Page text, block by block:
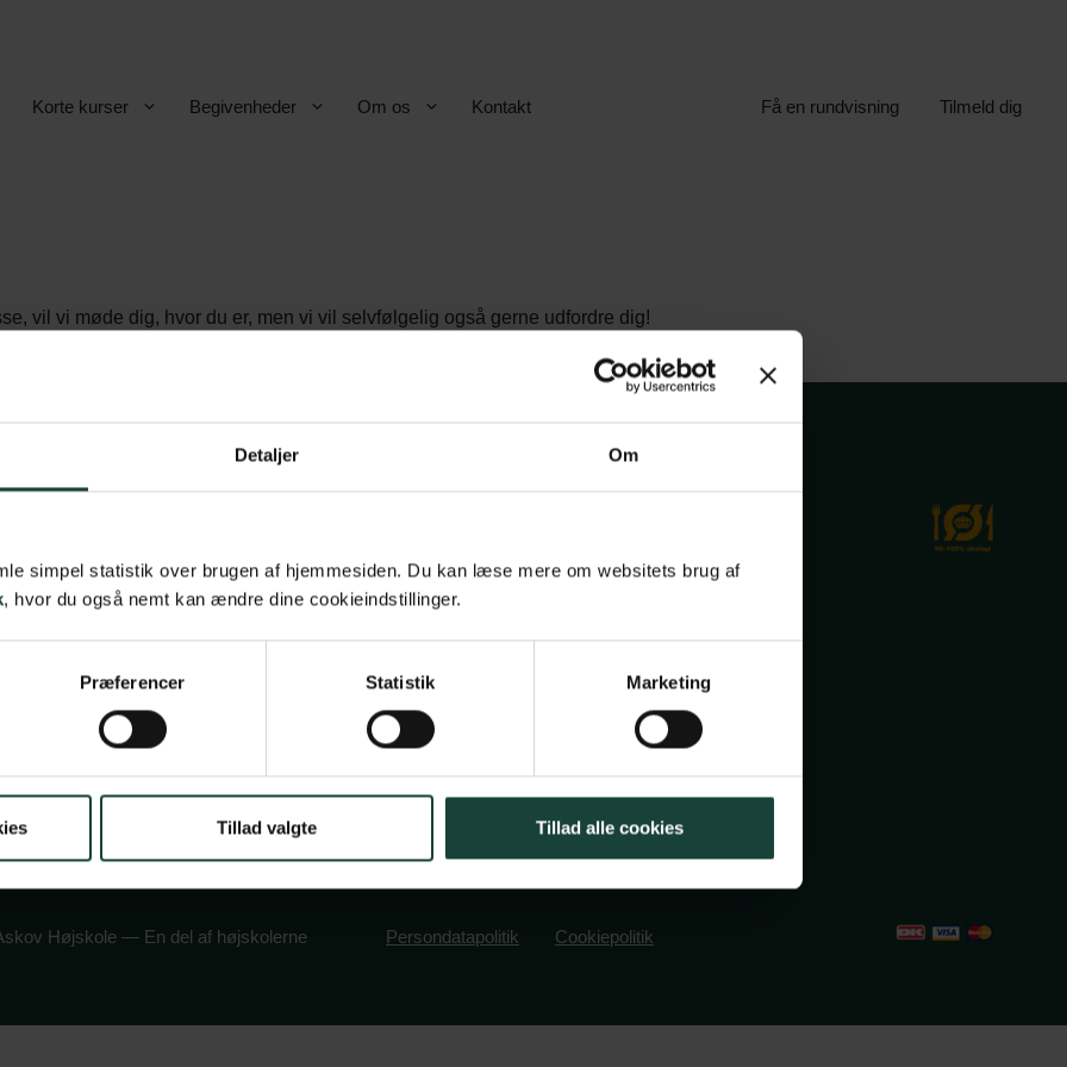
Detaljer Om
simpel statistik over brugen af hjemmesiden. Du kan læse mere om websitets brug af
, hvor du også nemt kan ændre dine cookieindstillinger.
Præferencer Statistik Marketing
Tillad valgte Tillad alle cookies
Korte kurser Begivenheder Om os Kontakt Få en rundvisning Tilmeld dig
vil vi møde dig, hvor du er, men vi vil selvfølgelig også gerne udfordre dig!
Maltvej 1
6600 Vejen
info@askov-hojskole.dk
CVR: 38117416
EAN nr: 5790002491382
Persondatapolitik Cookiepolitik
Højskole — En del af højskolerne